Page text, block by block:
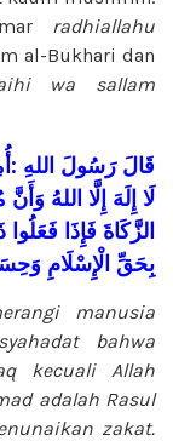
radhiallahu
al-Bukhari dan
wa sallam
قَالَ رَسُولَ اللهِ :
لَا إِلَهَ إِلَّا اللهُ وَأَنَّ
الزَّكَاةَ فَإِذَا فَعَلُوا
بِحَقِّ الْإِسْلَامِ
manusia
bahwa
kecuali Allah
adalah Rasul
zakat.